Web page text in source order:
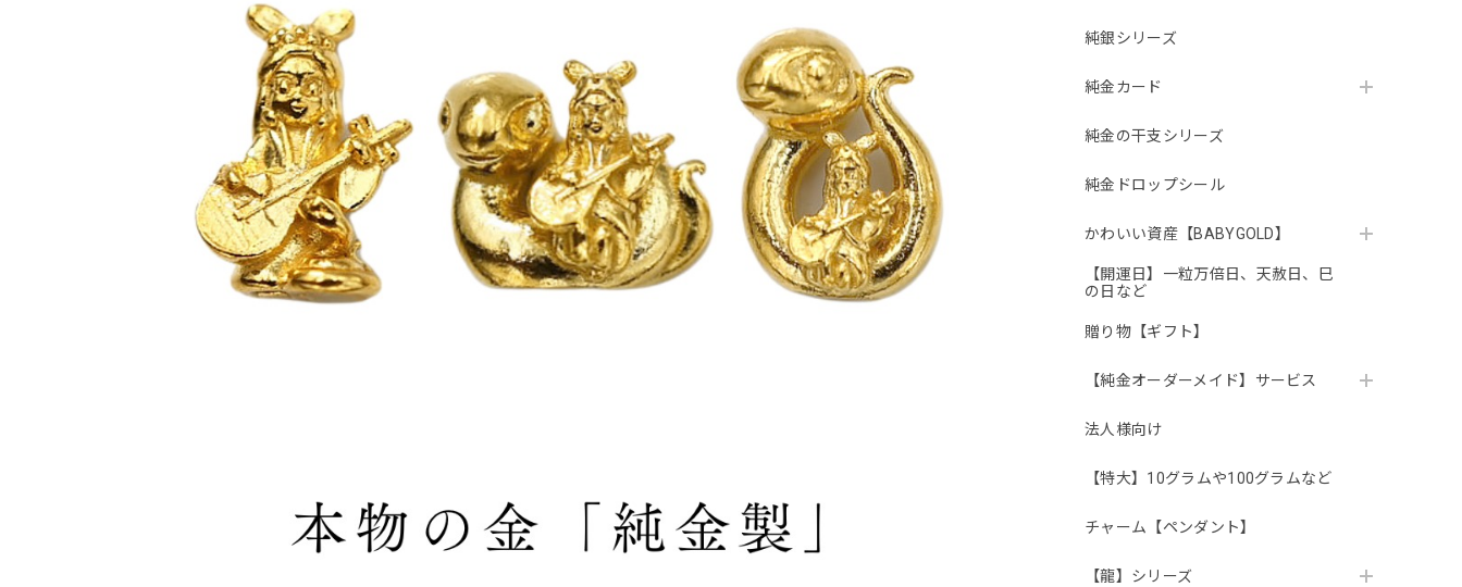
純銀シリーズ
純金カード
純金の干支シリーズ
純金ドロップシール
かわいい資産【BABYGOLD】
【開運日】一粒万倍日、天赦日、巳
の日など
贈り物【ギフト】
【純金オーダーメイド】サービス
法人様向け
【特大】10グラムや100グラムなど
チャーム【ペンダント】
【龍】シリーズ